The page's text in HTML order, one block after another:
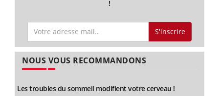
!
S'inscrire
NOUS VOUS RECOMMANDONS
Les troubles du sommeil modifient votre cerveau !